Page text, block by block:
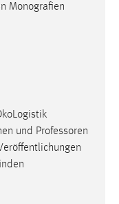
Monografien
und Professoren